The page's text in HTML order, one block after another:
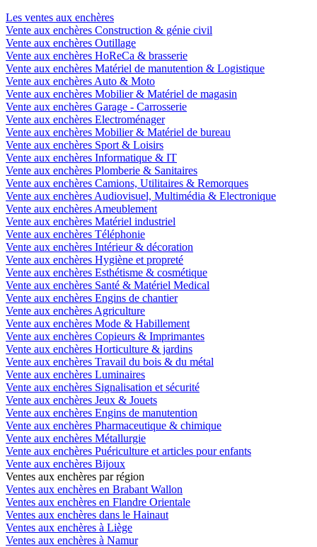
Les ventes aux enchères
Vente aux enchères Construction & génie civil
Vente aux enchères Outillage
Vente aux enchères HoReCa & brasserie
Vente aux enchères Matériel de manutention & Logistique
Vente aux enchères Auto & Moto
Vente aux enchères Mobilier & Matériel de magasin
Vente aux enchères Garage - Carrosserie
Vente aux enchères Electroménager
Vente aux enchères Mobilier & Matériel de bureau
Vente aux enchères Sport & Loisirs
Vente aux enchères Informatique & IT
Vente aux enchères Plomberie & Sanitaires
Vente aux enchères Camions, Utilitaires & Remorques
Vente aux enchères Audiovisuel, Multimédia & Electronique
Vente aux enchères Ameublement
Vente aux enchères Matériel industriel
Vente aux enchères Téléphonie
Vente aux enchères Intérieur & décoration
Vente aux enchères Hygiène et propreté
Vente aux enchères Esthétisme & cosmétique
Vente aux enchères Santé & Matériel Medical
Vente aux enchères Engins de chantier
Vente aux enchères Agriculture
Vente aux enchères Mode & Habillement
Vente aux enchères Copieurs & Imprimantes
Vente aux enchères Horticulture & jardins
Vente aux enchères Travail du bois & du métal
Vente aux enchères Luminaires
Vente aux enchères Signalisation et sécurité
Vente aux enchères Jeux & Jouets
Vente aux enchères Engins de manutention
Vente aux enchères Pharmaceutique & chimique
Vente aux enchères Métallurgie
Vente aux enchères Puériculture et articles pour enfants
Vente aux enchères Bijoux
Ventes aux enchères par région
Ventes aux enchères en Brabant Wallon
Ventes aux enchères en Flandre Orientale
Ventes aux enchères dans le Hainaut
Ventes aux enchères à Liège
Ventes aux enchères à Namur